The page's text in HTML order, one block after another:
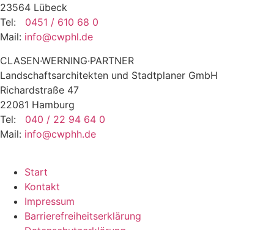
23564 Lübeck
Tel: 0451 / 610 68 0
Mail: info@cwphl.de
CLASEN·WERNING·PARTNER
Landschaftsarchitekten und Stadtplaner GmbH
Richardstraße 47
22081 Hamburg
Tel: 040 / 22 94 64 0
Mail: info@cwphh.de
Start
Kontakt
Impressum
Barrierefreiheitserklärung